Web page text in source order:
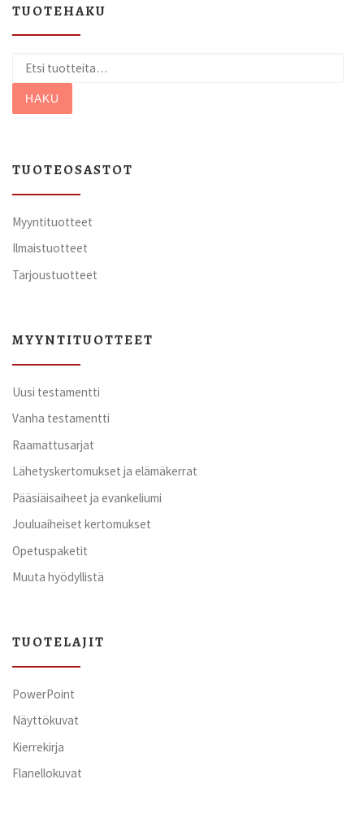
TUOTEHAKU
HAKU
TUOTEOSASTOT
Myyntituotteet
Ilmaistuotteet
Tarjoustuotteet
MYYNTITUOTTEET
Uusi testamentti
Vanha testamentti
Raamattusarjat
Lähetyskertomukset ja elämäkerrat
Pääsiäisaiheet ja evankeliumi
Jouluaiheiset kertomukset
Opetuspaketit
Muuta hyödyllistä
TUOTELAJIT
PowerPoint
Näyttökuvat
Kierrekirja
Flanellokuvat